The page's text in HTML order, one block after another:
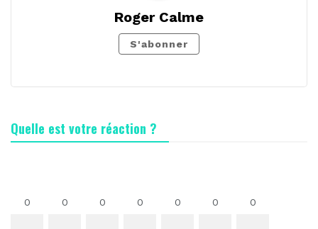
Roger Calme
S'abonner
Quelle est votre réaction ?
0 0 0 0 0 0 0